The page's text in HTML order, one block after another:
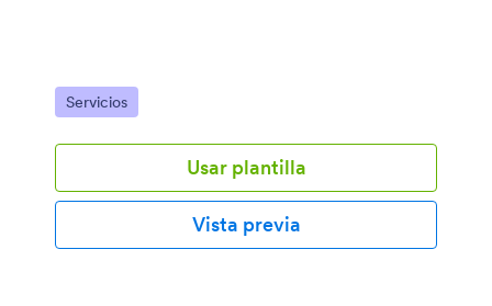
Ir a Categoría:
Servicios
Usar plantilla
Vista previa